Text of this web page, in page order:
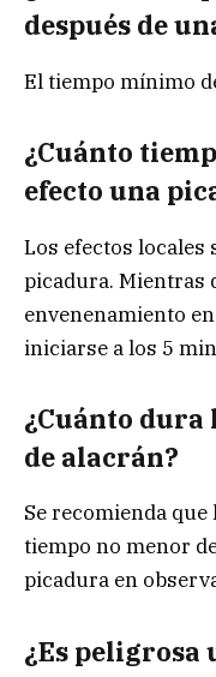
después de
El tiempo mínimo
¿Cuánto
efecto una
Los efectos locales
picadura. Mientras
envenenamiento
iniciarse a los 5
¿Cuánto dura
de alacrán?
Se recomienda
tiempo no menor
picadura en
¿Es peligrosa